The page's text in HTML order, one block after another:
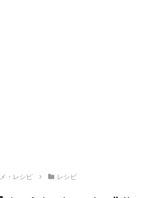
・レシピ レシピ